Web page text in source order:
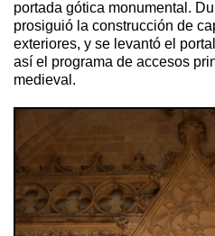
portada gótica monumental.
prosiguió la construcción de
exteriores, y se levantó el
así el programa de accesos
medieval.